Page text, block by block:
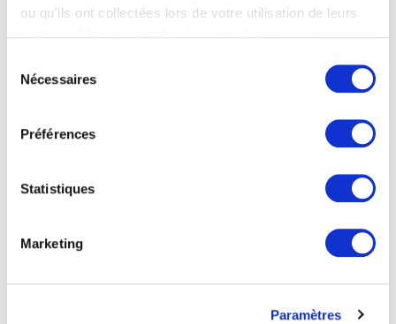
ou qu'ils ont collectées lors de votre utilisation de leurs
Nécessaires
Préférences
Statistiques
Marketing
Paramètres